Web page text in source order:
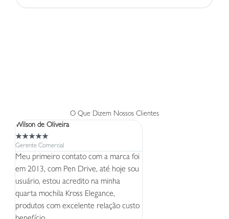
O Que Dizem Nossos Clientes
Wilson de Oliveira
★★★★★
Gerente Comercial
Meu primeiro contato com a marca foi
em 2013, com Pen Drive, até hoje sou
usuário, estou acredito na minha
quarta mochila Kross Elegance,
produtos com excelente relação custo